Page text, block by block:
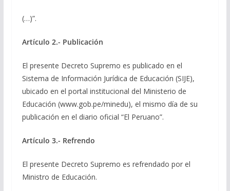
(…)”.
Artículo 2.- Publicación
El presente Decreto Supremo es publicado en el
Sistema de Información Jurídica de Educación (SIJE),
ubicado en el portal institucional del Ministerio de
Educación (www.gob.pe/minedu), el mismo día de su
publicación en el diario oficial “El Peruano”.
Artículo 3.- Refrendo
El presente Decreto Supremo es refrendado por el
Ministro de Educación.